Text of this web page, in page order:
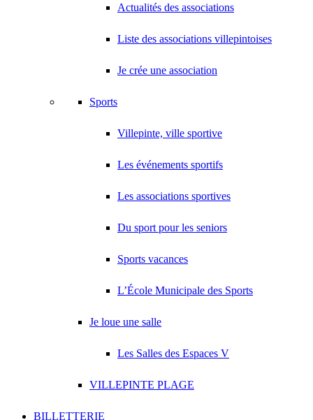
Actualités des associations
Liste des associations villepintoises
Je crée une association
Sports
Villepinte, ville sportive
Les événements sportifs
Les associations sportives
Du sport pour les seniors
Sports vacances
L’École Municipale des Sports
Je loue une salle
Les Salles des Espaces V
VILLEPINTE PLAGE
BILLETTERIE